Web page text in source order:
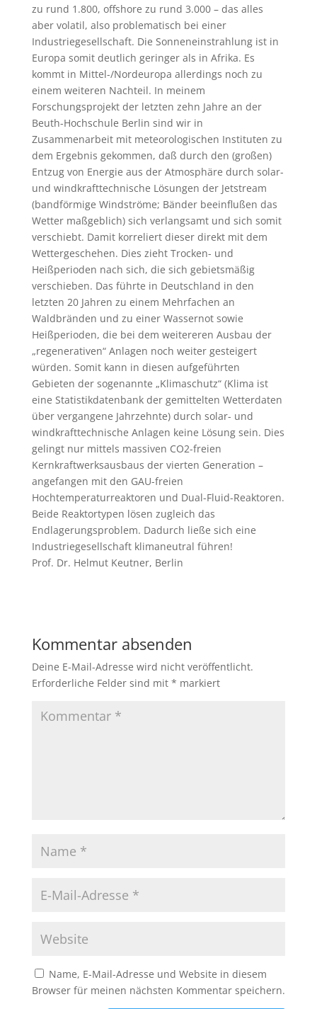
zu rund 1.800, offshore zu rund 3.000 – das alles
aber volatil, also problematisch bei einer
Industriegesellschaft. Die Sonneneinstrahlung ist in
Europa somit deutlich geringer als in Afrika. Es
kommt in Mittel-/Nordeuropa allerdings noch zu
einem weiteren Nachteil. In meinem
Forschungsprojekt der letzten zehn Jahre an der
Beuth-Hochschule Berlin sind wir in
Zusammenarbeit mit meteorologischen Instituten zu
dem Ergebnis gekommen, daß durch den (großen)
Entzug von Energie aus der Atmosphäre durch solar-
und windkrafttechnische Lösungen der Jetstream
(bandförmige Windströme; Bänder beeinflußen das
Wetter maßgeblich) sich verlangsamt und sich somit
verschiebt. Damit korreliert dieser direkt mit dem
Wettergeschehen. Dies zieht Trocken- und
Heißperioden nach sich, die sich gebietsmäßig
verschieben. Das führte in Deutschland in den
letzten 20 Jahren zu einem Mehrfachen an
Waldbränden und zu einer Wassernot sowie
Heißperioden, die bei dem weitereren Ausbau der
„regenerativen“ Anlagen noch weiter gesteigert
würden. Somit kann in diesen aufgeführten
Gebieten der sogenannte „Klimaschutz“ (Klima ist
eine Statistikdatenbank der gemittelten Wetterdaten
über vergangene Jahrzehnte) durch solar- und
windkrafttechnische Anlagen keine Lösung sein. Dies
gelingt nur mittels massiven CO2-freien
Kernkraftwerksausbaus der vierten Generation –
angefangen mit den GAU-freien
Hochtemperaturreaktoren und Dual-Fluid-Reaktoren.
Beide Reaktortypen lösen zugleich das
Endlagerungsproblem. Dadurch ließe sich eine
Industriegesellschaft klimaneutral führen!
Prof. Dr. Helmut Keutner, Berlin
Kommentar absenden
Deine E-Mail-Adresse wird nicht veröffentlicht.
Erforderliche Felder sind mit * markiert
Name, E-Mail-Adresse und Website in diesem
Browser für meinen nächsten Kommentar speichern.